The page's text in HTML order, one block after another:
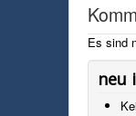
Es sind
neu